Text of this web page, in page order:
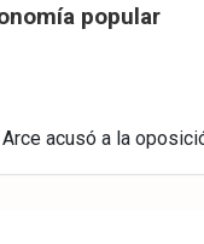
popular
acusó a la